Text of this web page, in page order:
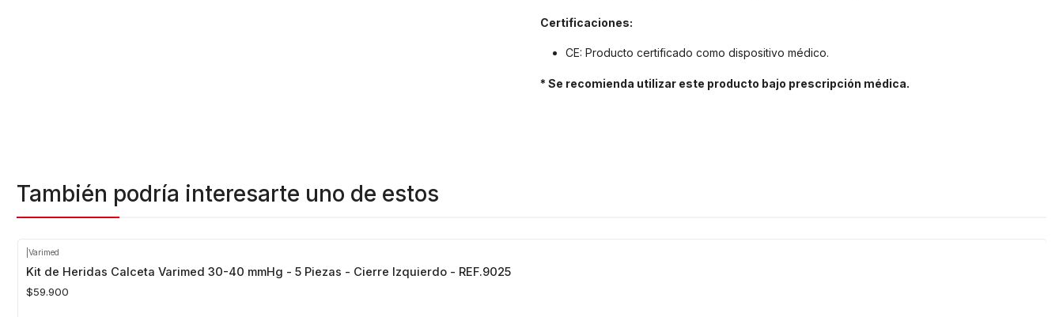
Certificaciones:
CE: Producto certificado como dispositivo médico.
* Se recomienda utilizar este producto bajo prescripción médica.
También podría interesarte uno de estos
Varimed
Kit de Heridas Calceta Varimed 30-40 mmHg - 5 Piezas - Cierre Izquierdo - REF.9025
$59.900